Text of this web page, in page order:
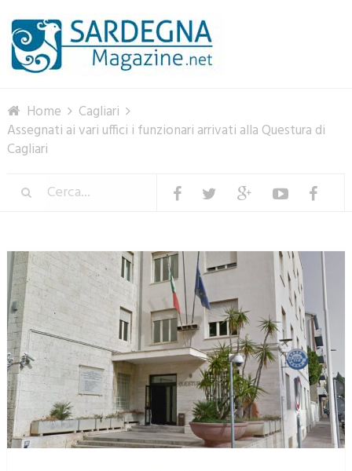
Home
Cagliari
Assegnati ai vari uffici i funzionari arrivati alla Questura di
Cagliari